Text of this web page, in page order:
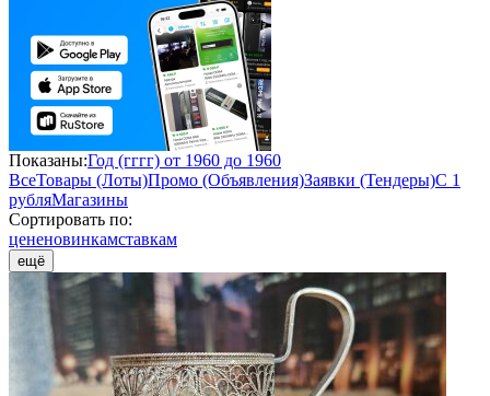
Показаны:Год (гггг) от 1960 до 1960
ВсеТовары (Лоты)Промо (Объявления)Заявки (Тендеры)С 1
рубляМагазины
Сортировать по:
цененовинкамставкам
ещё